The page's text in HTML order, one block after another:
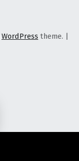
WordPress theme. |